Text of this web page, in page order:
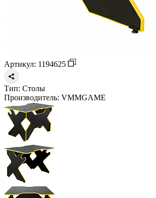
Артикул: 1194625
Тип: Столы
Производитель: VMMGAME